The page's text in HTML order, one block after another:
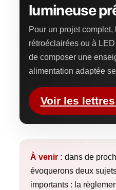
lumineuse
Pour un projet complet,
rétroéclairées ou à
de composer une
alimentation adaptée
Voir les
À venir : dans de
évoquerons deux
importants : la